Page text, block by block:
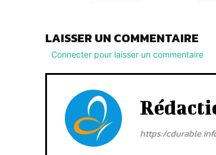
LAISSER UN COMMENTAIRE
Connecter pour laisser un commentaire
https:/